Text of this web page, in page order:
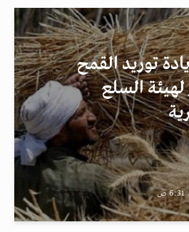
توريد القمح
لهيئة السلع